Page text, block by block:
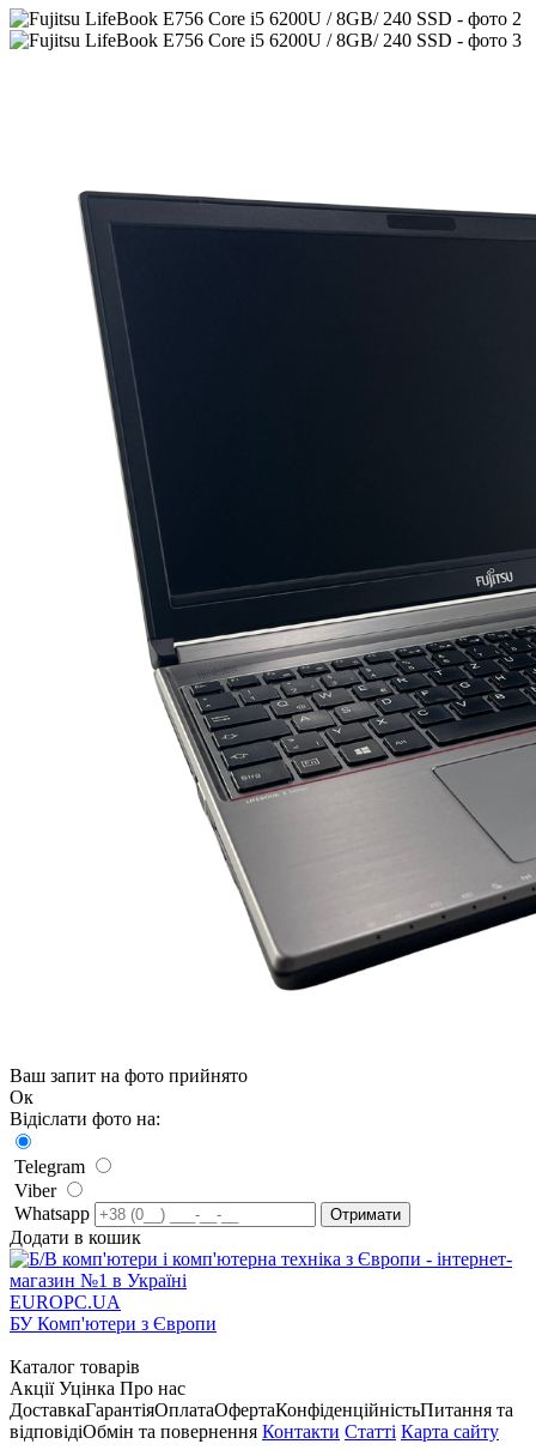
Ваш запит на фото прийнято
Ок
Відіслати фото на:
Telegram
Viber
Whatsapp
Додати в кошик
EUROPC.UA
БУ Комп'ютери з Європи
Каталог товарів
Акції Уцінка Про нас
ДоставкаГарантіяОплатаОфертаКонфіденційністьПитання та
відповідіОбмін та повернення Контакти Статті Карта сайту